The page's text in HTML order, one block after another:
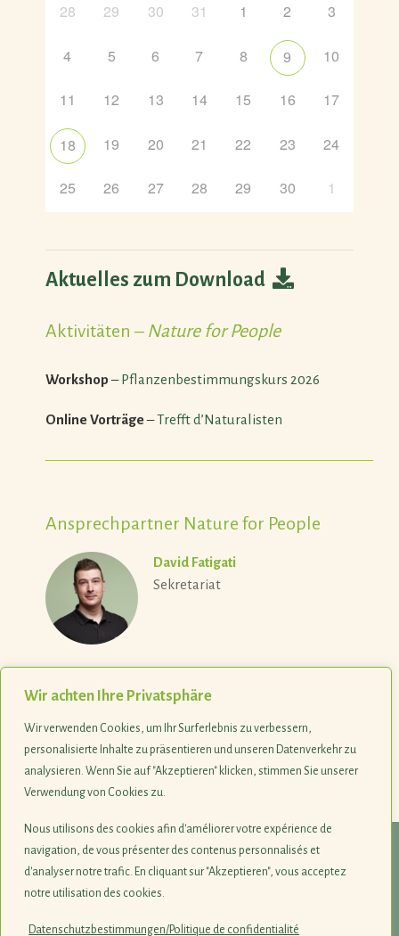
Wir achten Ihre Privatsphäre
Wir verwenden Cookies, um Ihr Surferlebnis zu verbessern,
personalisierte Inhalte zu präsentieren und unseren Datenverkehr zu
analysieren. Wenn Sie auf "Akzeptieren" klicken, stimmen Sie unserer
Verwendung von Cookies zu.
Nous utilisons des cookies afin d'améliorer votre expérience de
navigation, de vous présenter des contenus personnalisés et
d'analyser notre trafic. En cliquant sur "Akzeptieren", vous acceptez
notre utilisation des cookies.
Datenschutzbestimmungen/Politique de confidentialité
28
29 30 31 1 2 3
4 5 6 7 8 9 10
11 12 13 14 15 16 17
18 19 20 21 22 23 24
25 26 27 28 29 30 1
Aktuelles zum Download
Aktivitäten – Nature for People
Workshop–Pflanzenbestimmungskurs 2026
Online Vorträge–Trefft d’Naturalisten
———————————————————————
Ansprechpartner Nature for People
David Fatigati
Sekretariat
© 1990-2026
12, rue de Capellen · L-8393 Olm